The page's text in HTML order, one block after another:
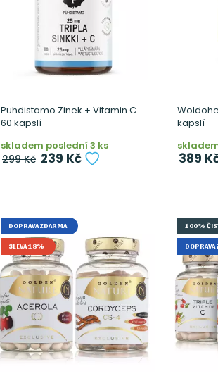
Puhdistamo Zinek + Vitamin C
60 kapslí
skladem poslední 3 ks
299 Kč 239 Kč
kapslí
389
DOPRAVA ZDARMA
SLEVA 18%
100%
DOPRAVA